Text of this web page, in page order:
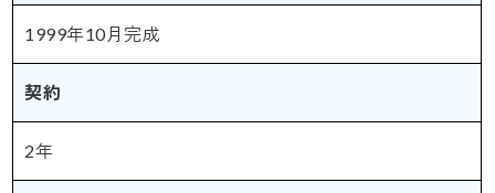
1999年10月完成
契約
2年